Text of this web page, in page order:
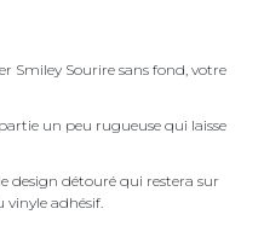
Smiley Sourire sans fond, votre
un peu rugueuse qui laisse
design détouré qui restera sur
adhésif.